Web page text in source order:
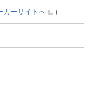
カーサイトへ ）